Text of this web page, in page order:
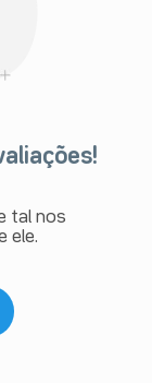
tal nos
ele.